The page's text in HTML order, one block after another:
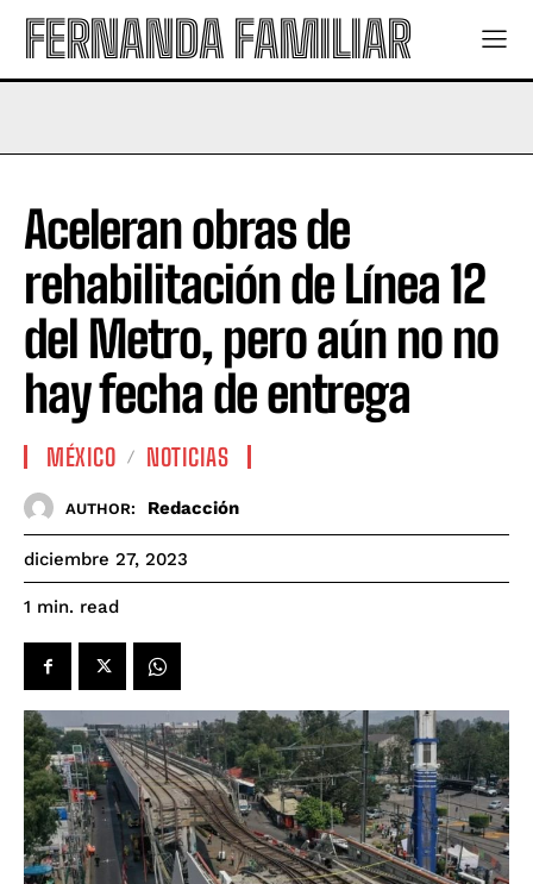
FERNANDA FAMILIAR
Aceleran obras de
rehabilitación de Línea 12
del Metro, pero aún no no
hay fecha de entrega
MÉXICO NOTICIAS
AUTHOR: Redacción
diciembre 27, 2023
1 min. read